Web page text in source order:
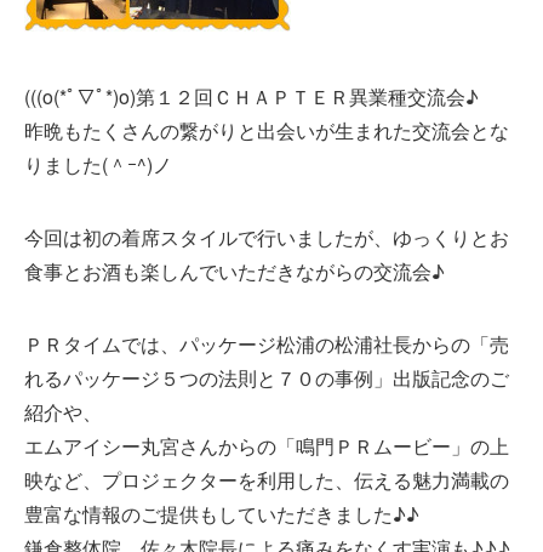
(((o(*ﾟ▽ﾟ*)o)第１２回ＣＨＡＰＴＥＲ異業種交流会♪
昨晩もたくさんの繋がりと出会いが生まれた交流会とな
りました(＾ｰ^)ノ
今回は初の着席スタイルで行いましたが、ゆっくりとお
食事とお酒も楽しんでいただきながらの交流会♪
ＰＲタイムでは、パッケージ松浦の松浦社長からの「売
れるパッケージ５つの法則と７０の事例」出版記念のご
紹介や、
エムアイシー丸宮さんからの「鳴門ＰＲムービー」の上
映など、プロジェクターを利用した、伝える魅力満載の
豊富な情報のご提供もしていただきました♪♪